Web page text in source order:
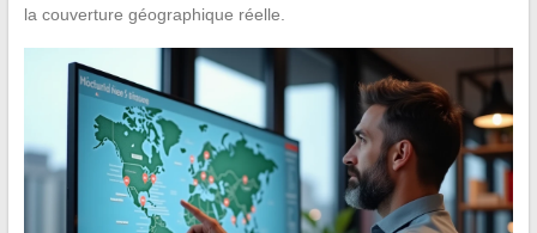
la couverture géographique réelle.